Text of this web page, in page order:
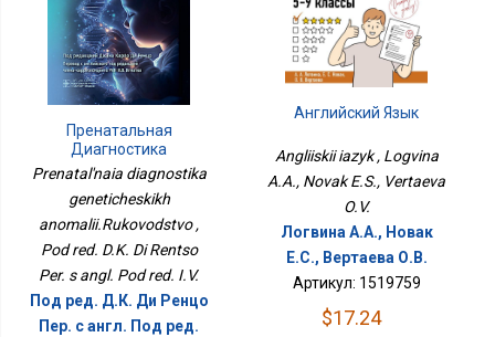
Пренатальная
Диагностика
Генетических
Аномалий.Руководство
Prenatal'naia diagnostika
geneticheskikh
anomalii.Rukovodstvo ,
Pod red. D.K. Di Rentso
Per. s angl. Pod red. I.V.
Под ред. Д.К. Ди Ренцо
Пер. с англ. Под ред.
Английский Язык
Angliiskii iazyk , Logvina
A.A., Novak E.S., Vertaeva
O.V.
Логвина А.А., Новак
Е.С., Вертаева О.В.
Артикул: 1519759
$17.24